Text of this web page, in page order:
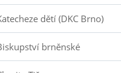
dětí (DKC Brno)
brněnské